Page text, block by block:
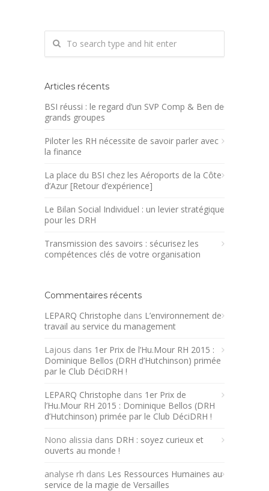
Articles récents
BSI réussi : le regard d’un SVP Comp & Ben de
grands groupes
Piloter les RH nécessite de savoir parler avec
la finance
La place du BSI chez les Aéroports de la Côte
d’Azur [Retour d’expérience]
Le Bilan Social Individuel : un levier stratégique
pour les DRH
Transmission des savoirs : sécurisez les
compétences clés de votre organisation
Commentaires récents
LEPARQ Christophe dans L’environnement de
travail au service du management
Lajous dans 1er Prix de l’Hu.Mour RH 2015 :
Dominique Bellos (DRH d’Hutchinson) primée
par le Club DéciDRH !
LEPARQ Christophe dans 1er Prix de
l’Hu.Mour RH 2015 : Dominique Bellos (DRH
d’Hutchinson) primée par le Club DéciDRH !
Nono alissia dans DRH : soyez curieux et
ouverts au monde !
analyse rh dans Les Ressources Humaines au
service de la magie de Versailles